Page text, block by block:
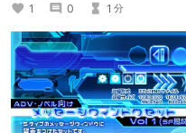
1
0 1 分